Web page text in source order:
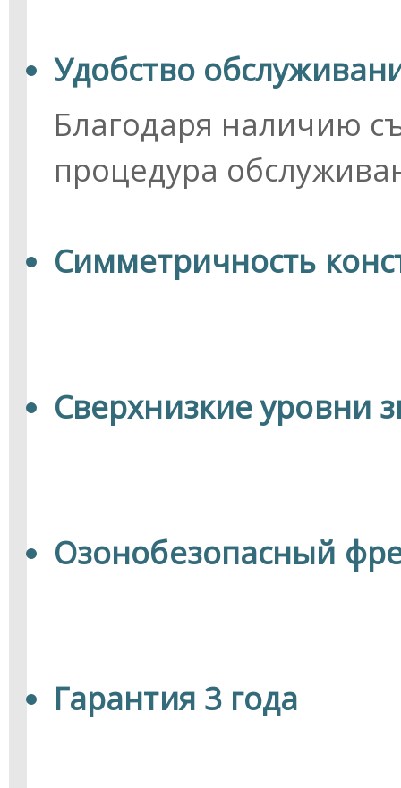
Удобство
Благодаря наличию
процедура
Симметричность
Сверхнизкие уровни
Озонобезопасный
Гарантия 3 года